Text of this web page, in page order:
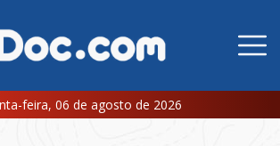
feira, 06 de agosto de 2026